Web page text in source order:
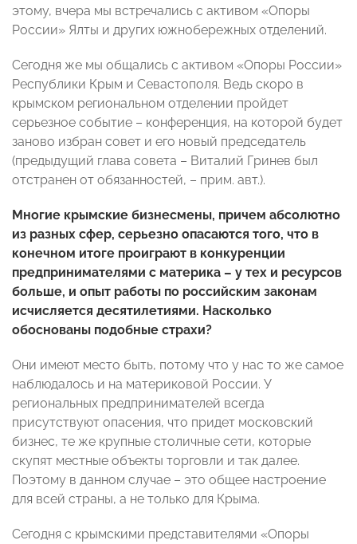
этому, вчера мы встречались с активом «Опоры
России» Ялты и других южнобережных отделений.
Сегодня же мы общались с активом «Опоры России»
Республики Крым и Севастополя. Ведь скоро в
крымском региональном отделении пройдет
серьезное событие – конференция, на которой будет
заново избран совет и его новый председатель
(предыдущий глава совета – Виталий Гринев был
отстранен от обязанностей, – прим. авт.).
Многие крымские бизнесмены, причем абсолютно
из разных сфер, серьезно опасаются того, что в
конечном итоге проиграют в конкуренции
предпринимателями с материка – у тех и ресурсов
больше, и опыт работы по российским законам
исчисляется десятилетиями. Насколько
обоснованы подобные страхи?
Они имеют место быть, потому что у нас то же самое
наблюдалось и на материковой России. У
региональных предпринимателей всегда
присутствуют опасения, что придет московский
бизнес, те же крупные столичные сети, которые
скупят местные объекты торговли и так далее.
Поэтому в данном случае – это общее настроение
для всей страны, а не только для Крыма.
Сегодня с крымскими представителями «Опоры